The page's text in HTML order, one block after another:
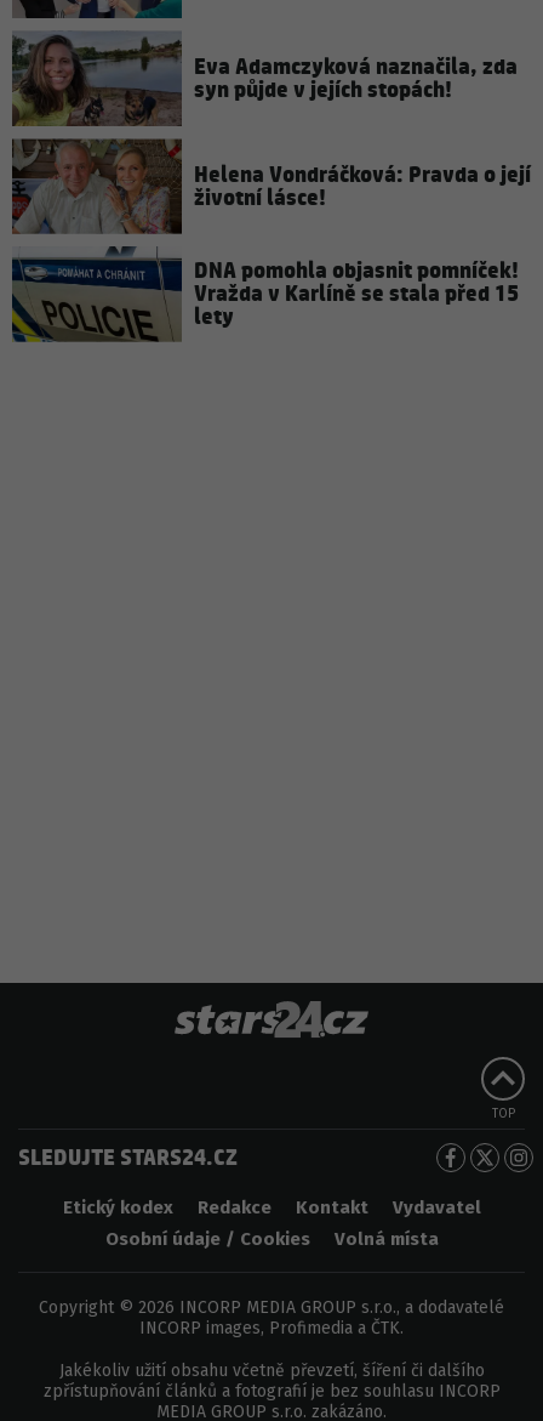
Eva Adamczyková naznačila, zda
syn půjde v jejích stopách!
Helena Vondráčková: Pravda o její
životní lásce!
DNA pomohla objasnit pomníček!
Vražda v Karlíně se stala před 15
lety
TOP
SLEDUJTE STARS24.CZ
Etický kodex Redakce Kontakt
Vydavatel
Osobní údaje / Cookies
Volná místa
Copyright © 2026 INCORP MEDIA GROUP s.r.o., a dodavatelé
INCORP images, Profimedia a ČTK.
Jakékoliv užití obsahu včetně převzetí, šíření či dalšího
zpřístupňování článků a fotografií je bez souhlasu INCORP
MEDIA GROUP s.r.o. zakázáno.